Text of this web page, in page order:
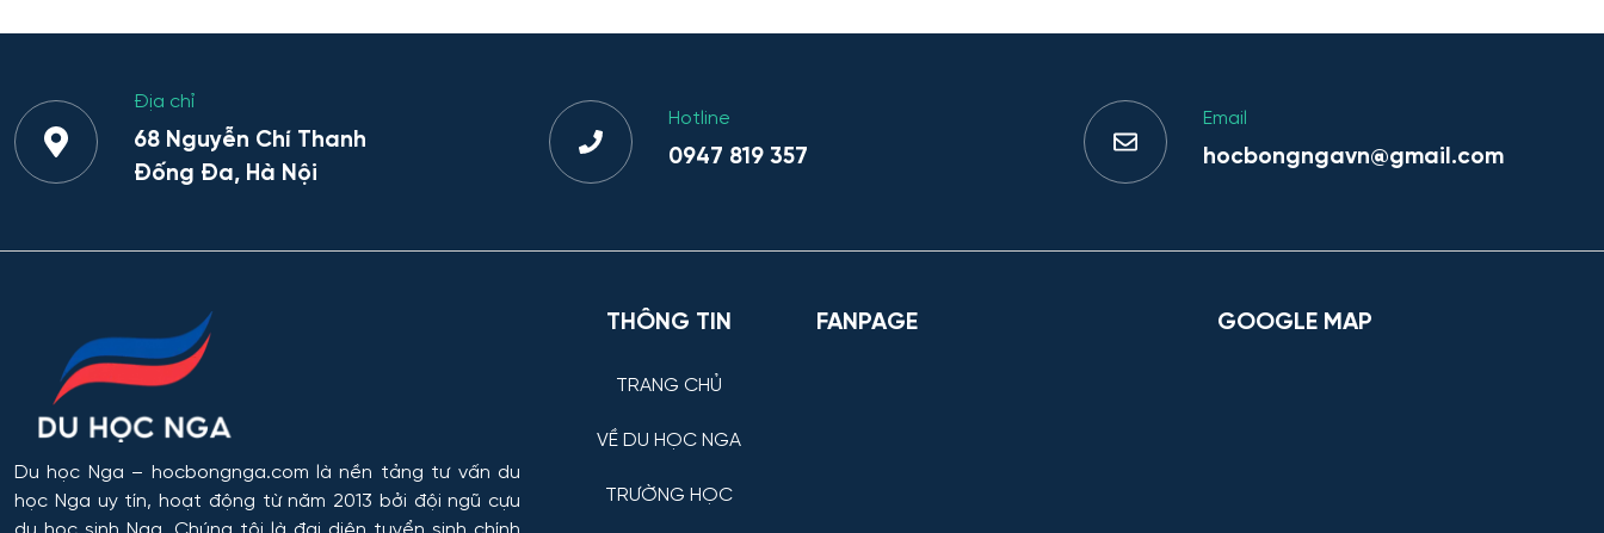
Địa chỉ
68 Nguyễn Chí Thanh
Đống Đa, Hà Nội
Hotline
0947 819 357
Email
hocbongngavn@gmail.com
Du học Nga – hocbongnga.com là nền tảng tư vấn du
học Nga uy tín, hoạt động từ năm 2013 bởi đội ngũ cựu
THÔNG TIN
TRANG CHỦ
VỀ DU HỌC NGA
TRƯỜNG HỌC
FANPAGE GOOGLE MAP